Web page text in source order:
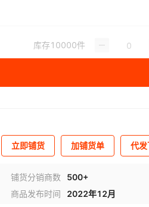
库存10000件
立即铺货 加铺货单 代
铺货分销商数
500+
商品发布时间 2022年12月